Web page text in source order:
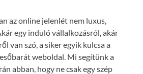
az online jelenlét nem luxus,
egy induló vállalkozásról, akár
van szó, a siker egyik kulcsa a
weboldal. Mi segítünk a
abban, hogy ne csak egy szép